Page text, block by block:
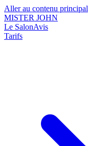
Aller au contenu principal
MISTER JOHN
Le SalonAvis
Tarifs